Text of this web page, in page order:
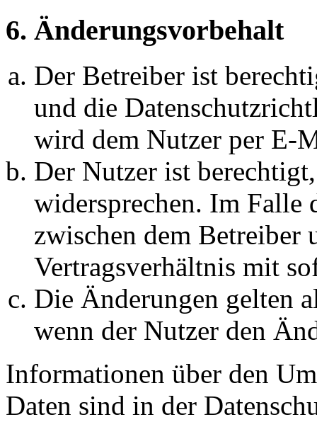
6. Änderungsvorbehalt
Der Betreiber ist
und die
wird dem Nutzer per E-
Der Nutzer ist
widersprechen. Im Falle
zwischen dem Betreiber
Vertragsverhältnis mit
Die Änderungen gelten
wenn der Nutzer den
Informationen über den
Daten sind in der